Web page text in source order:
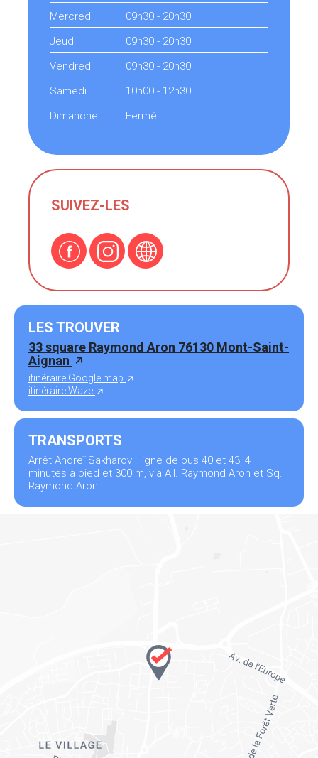
Mercredi
09h30 - 20h30
Jeudi
09h30 - 20h30
Vendredi
09h30 - 20h30
Samedi
10h00 - 12h30
Dimanche
Fermé
SUIVEZ-LES
LES TROUVER
33 square Raymond Aron 76130 Mont-Saint-
Aignan
itinéraire Google map
itinéraire Waze
TRANSPORTS
Arrêt Andreï Sakharov : ligne de bus 40 et 43, 4
minutes à pied et 300 m, via All. Raymond Aron et Sq.
Raymond Aron.